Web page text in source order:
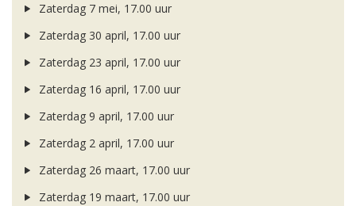
Zaterdag 7 mei, 17.00 uur
Zaterdag 30 april, 17.00 uur
Zaterdag 23 april, 17.00 uur
Zaterdag 16 april, 17.00 uur
Zaterdag 9 april, 17.00 uur
Zaterdag 2 april, 17.00 uur
Zaterdag 26 maart, 17.00 uur
Zaterdag 19 maart, 17.00 uur